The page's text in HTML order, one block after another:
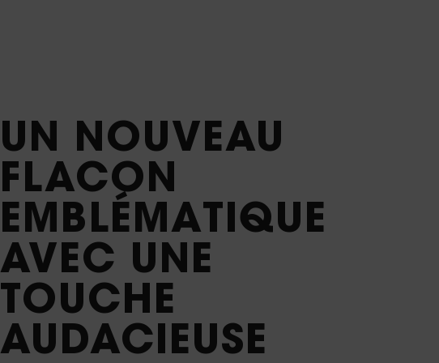
UN NOUVEAU
FLACON
EMBLÉMATIQUE
AVEC UNE
TOUCHE
AUDACIEUSE